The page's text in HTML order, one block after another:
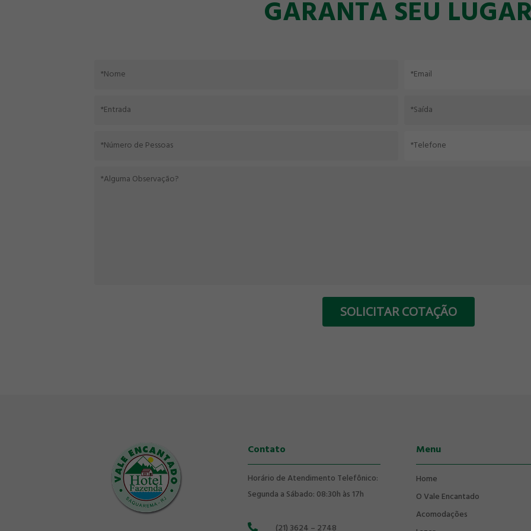
GARANTA SEU
Contato
Horário de Atendimento Telefônico:
Segunda a Sábado: 08:30h às 17h
 (21) 3624 – 2748
Menu
Home
O Vale Encantado
Acomodações